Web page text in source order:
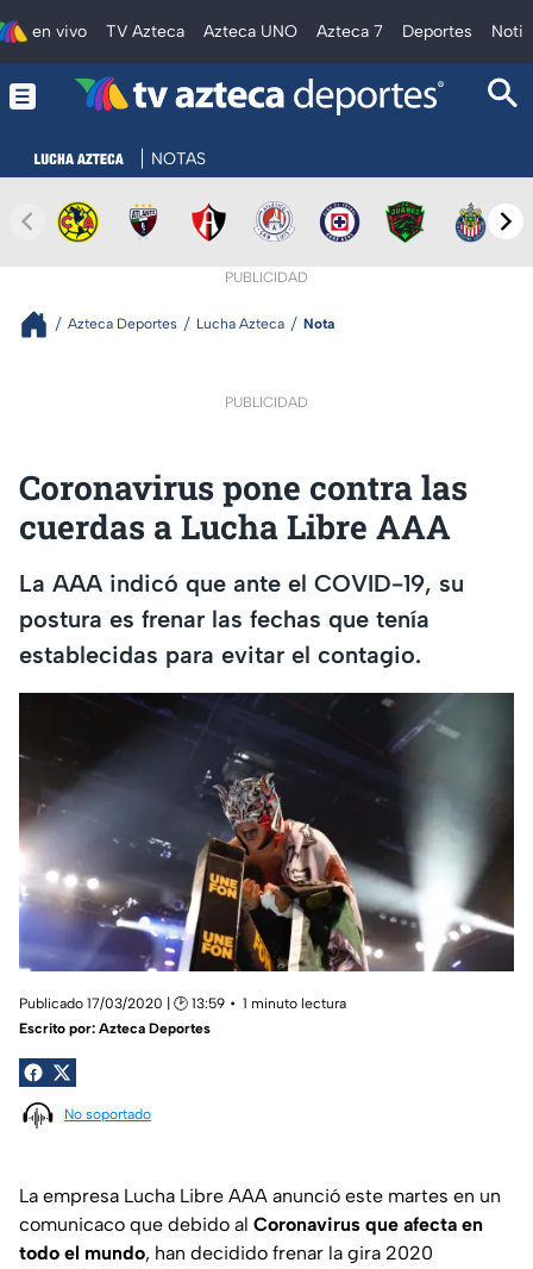
en vivo TV Azteca Azteca UNO Azteca 7 Deportes
NOTAS
PUBLICIDAD
Azteca Deportes Lucha Azteca Nota
PUBLICIDAD
Coronavirus pone contra las
cuerdas a Lucha Libre AAA
La AAA indicó que ante el COVID-19, su
postura es frenar las fechas que tenía
establecidas para evitar el contagio.
Publicado 17/03/2020 | 🕑 13:59
1 minuto lectura
Escrito por: Azteca Deportes
No soportado
La empresa Lucha Libre AAA anunció este martes en un
comunicaco que debido al Coronavirus que afecta en
todo el mundo, han decidido frenar la gira 2020